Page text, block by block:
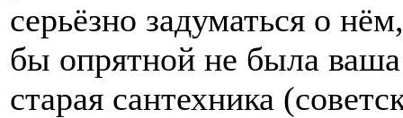
серьёзно задуматься о
бы опрятной не была ваша
старая сантехника